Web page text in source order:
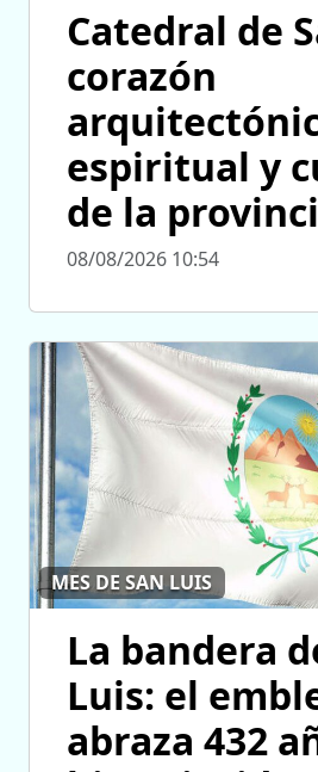
Catedral de
corazón
espiritual y
de la
08/08/2026 10:54
MES DE SAN LUIS
La bandera
Luis: el
abraza 432